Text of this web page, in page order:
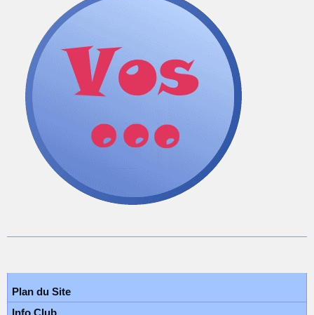
Plan du Site
Info Club